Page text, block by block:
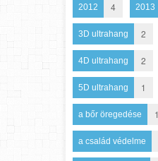
2012 4 2013
3D ultrahang 2
4D ultrahang 2
5D ultrahang 1
a bőr öregedése 1
a család védelme